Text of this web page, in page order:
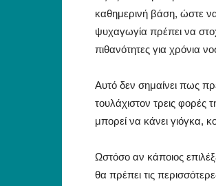
καθημερινή βάση, ώστε να
ψυχαγωγία πρέπει να
πιθανότητες για χρόνια
Αυτό δεν σημαίνει πως
τουλάχιστον τρεις φορές
μπορεί να κάνει γιόγκα,
Ωστόσο αν κάποιος
θα πρέπει τις